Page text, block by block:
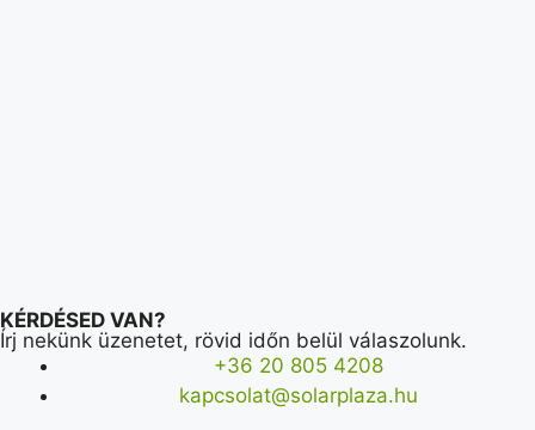
KÉRDÉSED VAN?
Írj nekünk üzenetet, rövid időn belül válaszolunk.
+36 20 805 4208
kapcsolat@solarplaza.hu